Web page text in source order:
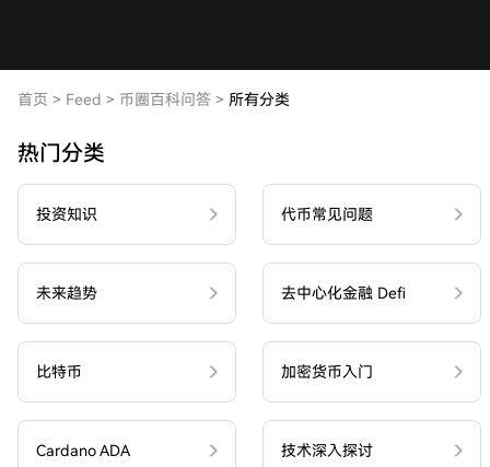
首页 > Feed > 币圈百科问答 > 所有分类
热门分类
投资知识 代币常见问题
未来趋势 去中心化金融 Defi
比特币 加密货币入门
Cardano ADA 技术深入探讨